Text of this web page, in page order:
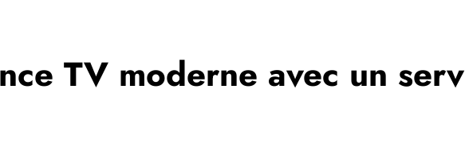
TV moderne avec un